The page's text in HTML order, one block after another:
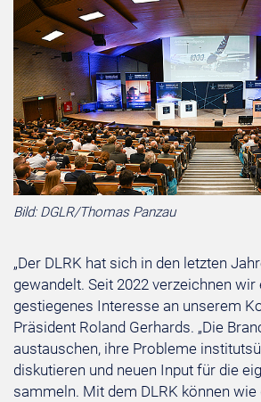
Bild: DGLR/Thomas Panzau
„Der DLRK hat sich in den letzten
gewandelt. Seit 2022 verzeichnen wir
gestiegenes Interesse an unserem
Präsident Roland Gerhards. „Die
austauschen, ihre Probleme
diskutieren und neuen Input für die
sammeln. Mit dem DLRK können